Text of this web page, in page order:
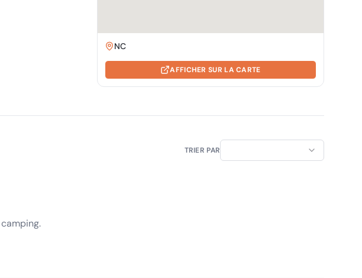
NC
AFFICHER SUR LA CARTE
TRIER PAR